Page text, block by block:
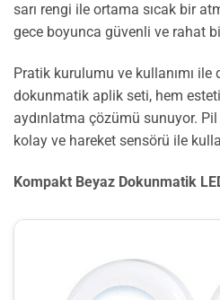
sarı rengi ile ortama sıcak bir
gece boyunca güvenli ve rahat
Pratik kurulumu ve kullanımı ile
dokunmatik aplik seti, hem
aydınlatma çözümü sunuyor.
kolay ve hareket sensörü ile
Kompakt Beyaz Dokunmatik